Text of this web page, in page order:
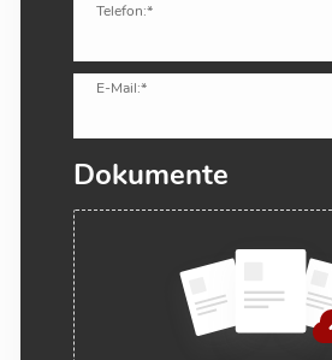
Telefon:*
E-Mail:*
Dokumente